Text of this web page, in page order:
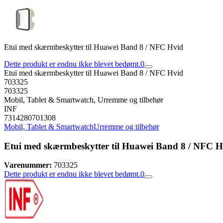
Etui med skærmbeskytter til Huawei Band 8 / NFC Hvid
Dette produkt er endnu ikke blevet bedømt.0
Etui med skærmbeskytter til Huawei Band 8 / NFC Hvid
703325
703325
Mobil, Tablet & Smartwatch, Urremme og tilbehør
INF
7314280701308
Mobil, Tablet & SmartwatchUrremme og tilbehør
Etui med skærmbeskytter til Huawei Band 8 / NFC
Varenummer: 703325
Dette produkt er endnu ikke blevet bedømt.0